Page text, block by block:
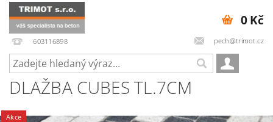
603116898 pech@trimot.cz
0 Kč
DLAŽBA CUBES TL.7CM
Akce